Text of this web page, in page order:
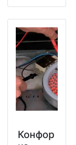
Конфор